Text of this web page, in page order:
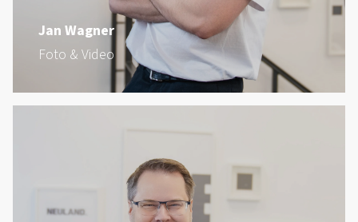
Jan Wagner
Foto & Video